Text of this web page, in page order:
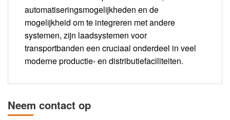
automatiseringsmogelijkheden en de
mogelijkheid om te integreren met andere
systemen, zijn laadsystemen voor
transportbanden een cruciaal onderdeel in veel
moderne productie- en distributiefaciliteiten.
Neem contact op